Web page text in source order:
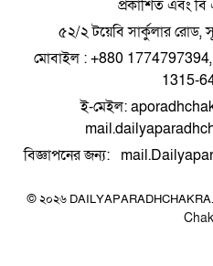
প্রকাশিত এবং বি
৫২/২ টয়েবি সার্কুলার রোড,
মোবাইল : +880
1315-
ই-মেইল:
বিজ্ঞাপনের জন্য:
© ২০২৬